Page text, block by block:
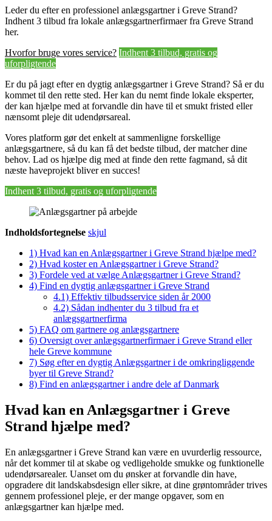
Leder du efter en professionel anlægsgartner i Greve Strand?
Indhent 3 tilbud fra lokale anlægsgartnerfirmaer fra Greve Strand
her.
Hvorfor bruge vores service? Indhent 3 tilbud, gratis og
uforpligtende
Er du på jagt efter en dygtig anlægsgartner i Greve Strand? Så er du
kommet til den rette sted. Her kan du nemt finde lokale eksperter,
der kan hjælpe med at forvandle din have til et smukt fristed eller
nænsomt pleje dit udendørsareal.
Vores platform gør det enkelt at sammenligne forskellige
anlægsgartnere, så du kan få det bedste tilbud, der matcher dine
behov. Lad os hjælpe dig med at finde den rette fagmand, så dit
næste haveprojekt bliver en succes!
Indhent 3 tilbud, gratis og uforpligtende
Indholdsfortegnelse skjul
1) Hvad kan en Anlægsgartner i Greve Strand hjælpe med?
2) Hvad koster en Anlægsgartner i Greve Strand?
3) Fordele ved at vælge Anlægsgartner i Greve Strand?
4) Find en dygtig anlægsgartner i Greve Strand
4.1) Effektiv tilbudsservice siden år 2000
4.2) Sådan indhenter du 3 tilbud fra et
anlægsgartnerfirma
5) FAQ om gartnere og anlægsgartnere
6) Oversigt over anlægsgartnerfirmaer i Greve Strand eller
hele Greve kommune
7) Søg efter en dygtig Anlægsgartner i de omkringliggende
byer til Greve Strand?
8) Find en anlægsgartner i andre dele af Danmark
Hvad kan en Anlægsgartner i Greve
Strand hjælpe med?
En anlægsgartner i Greve Strand kan være en uvurderlig ressource,
når det kommer til at skabe og vedligeholde smukke og funktionelle
udendørsarealer. Uanset om du ønsker at forvandle din have,
opgradere dit landskabsdesign eller sikre, at dine grøntområder trives
gennem professionel pleje, er der mange opgaver, som en
anlægsgartner kan hjælpe med.